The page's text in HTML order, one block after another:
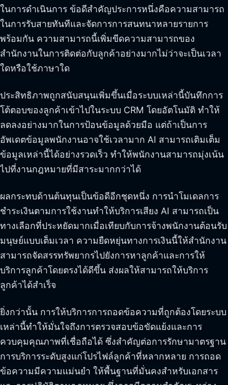
ในการดำเนินการ ข้อดีสำคัญประการหนึ่งคือความสามารถ
ในการรับสายทันทีและจัดการการสนทนาหลายรายการ
พร้อมกัน ความสามารถนี้เพิ่มขีดความสามารถของ
สำนักงานในการติดต่อกับลูกค้าอย่างมากไม่ว่าจะเป็นเวลา
ใดหรือใช้ภาษาใด
ประสิทธิภาพถูกสนับสนุนเพิ่มขึ้นเมื่อระบบเหล่านี้บันทึกการ
โต้ตอบของลูกค้าเข้าไปในระบบ CRM โดยอัตโนมัติ ทำให้
ลดลงอย่างมากในการป้อนข้อมูลด้วยมือ แต่ถ้าเป็นการ
อัพเดตข้อมูลพนักงานอาจใช้เวลามาก AI สามารถเติมเต็ม
ข้อมูลเหล่านี้ได้อย่างรวดเร็ว ทำให้พนักงานสามารถมุ่งเน้น
ไปที่งานกฎหมายที่มีสาระมากกว่าได้
ผลกระทบด้านต้นทุนเป็นข้อดีอีกชุดหนึ่ง การนำโมเดลการ
ชำระเงินตามการใช้งานทำให้บริการเสียง AI สามารถเป็น
ทางเลือกที่ประหยัดมากเมื่อเทียบกับการจ้างพนักงานต้อนรับ
มนุษย์แบบเต็มเวลา ความยืดหยุ่นทางการเงินนี้ให้สำนักงาน
สามารถจัดสรรทรัพยากรไปยังการหาลูกค้าและการให้
บริการลูกค้าโดยตรงได้ดีขึ้น ส่งผลให้สามารถให้บริการ
ลูกค้าได้สำเร็จ
ยิ่งกว่านั้น การให้บริการการถอดข้อความที่ถูกต้องโดยระบบ
เหล่านี้ทำให้มั่นใจถึงการตรวจสอบข้อขัดแย้งและการ
ควบคุมคุณภาพที่เชื่อถือได้ ซึ่งสำคัญต่อการรักษามาตรฐาน
การบริการระดับสูงแก่โปรไฟล์ลูกค้าที่หลากหลาย การถอด
ข้อความมีความแม่นยำ ให้พื้นฐานที่มั่นคงสำหรับเอกสาร